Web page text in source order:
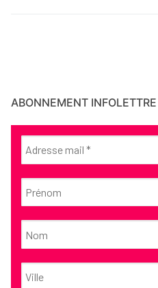
ABONNEMENT INFOLETTRE